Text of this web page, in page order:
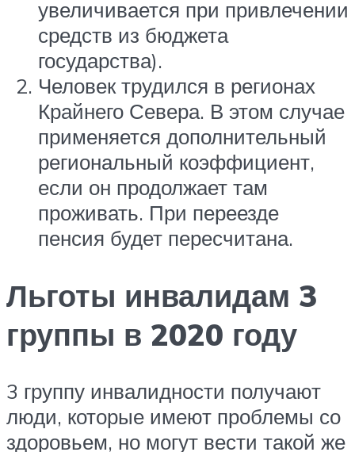
увеличивается при привлечении
средств из бюджета
государства).
Человек трудился в регионах
Крайнего Севера. В этом случае
применяется дополнительный
региональный коэффициент,
если он продолжает там
проживать. При переезде
пенсия будет пересчитана.
Льготы инвалидам 3
группы в 2020 году
3 группу инвалидности получают
люди, которые имеют проблемы со
здоровьем, но могут вести такой же